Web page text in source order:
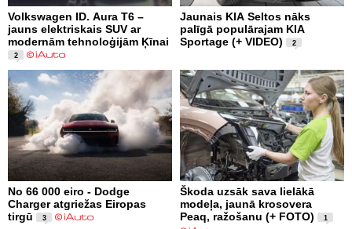
Volkswagen ID. Aura T6 –
jauns elektriskais SUV ar
modernām tehnoloģijām Ķīnai
2
Jaunais KIA Seltos nāks
palīgā populārajam KIA
Sportage (+ VIDEO)
2
No 66 000 eiro - Dodge
Charger atgriežas Eiropas
tirgū
3
Škoda uzsāk sava lielākā
modeļa, jaunā krosovera
Peaq, ražošanu (+ FOTO)
1